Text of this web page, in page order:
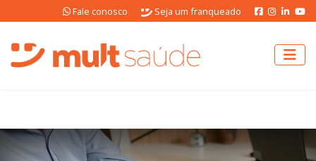
Fale conosco Seja um franqueado